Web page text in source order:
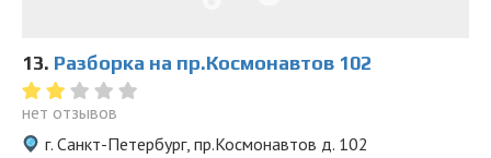
13. Разборка на пр.Космонавтов 102
нет отзывов
г. Санкт-Петербург, пр.Космонавтов д. 102